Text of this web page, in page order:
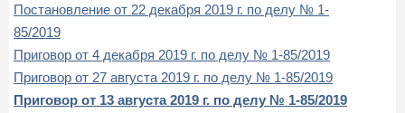
Постановление от 22 декабря 2019 г. по делу № 1-
85/2019
Приговор от 4 декабря 2019 г. по делу № 1-85/2019
Приговор от 27 августа 2019 г. по делу № 1-85/2019
Приговор от 13 августа 2019 г. по делу № 1-85/2019